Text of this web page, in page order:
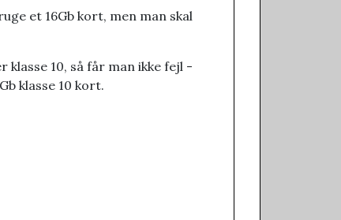
et 16Gb kort, men man skal
10, så får man ikke fejl -
klasse 10 kort.